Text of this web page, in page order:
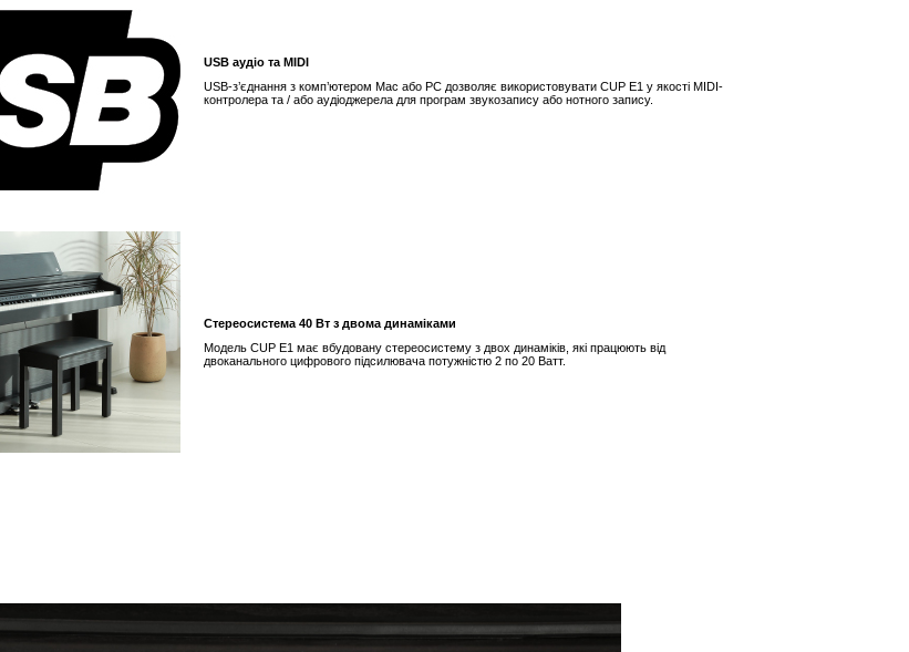
USB аудіо та MIDI
USB-з’єднання з комп’ютером Mac або PC дозволяє використовувати CUP E1 у якості MIDI-
контролера та / або аудіоджерела для програм звукозапису або нотного запису.
Стереосистема 40 Вт з двома динаміками
Модель CUP E1 має вбудовану стереосистему з двох динаміків, які працюють від
двоканального цифрового підсилювача потужністю 2 по 20 Ватт.